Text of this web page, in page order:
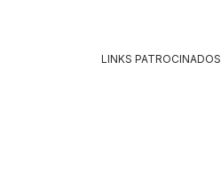
LINKS PATROCINADOS